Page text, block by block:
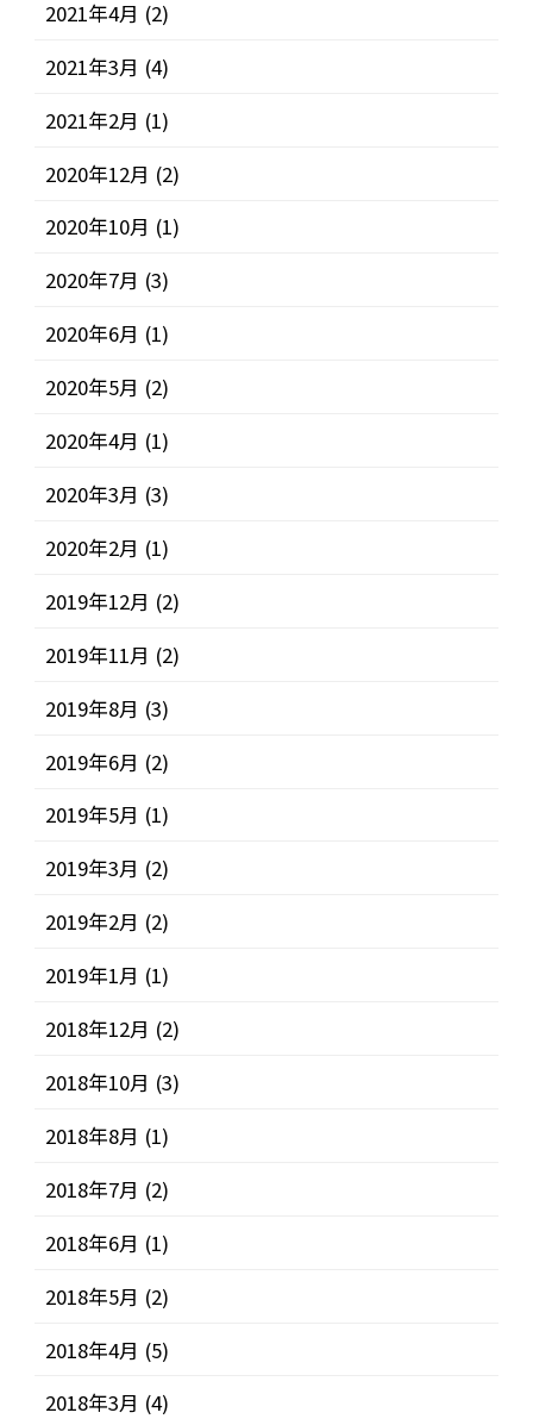
2021年4月 (2)
2021年3月 (4)
2021年2月 (1)
2020年12月 (2)
2020年10月 (1)
2020年7月 (3)
2020年6月 (1)
2020年5月 (2)
2020年4月 (1)
2020年3月 (3)
2020年2月 (1)
2019年12月 (2)
2019年11月 (2)
2019年8月 (3)
2019年6月 (2)
2019年5月 (1)
2019年3月 (2)
2019年2月 (2)
2019年1月 (1)
2018年12月 (2)
2018年10月 (3)
2018年8月 (1)
2018年7月 (2)
2018年6月 (1)
2018年5月 (2)
2018年4月 (5)
2018年3月 (4)